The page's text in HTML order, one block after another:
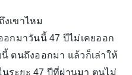
เขาไหม
กมาวันนี้ 47 ปีไม่เคยออก
ตนถึงออกมา แล้วก็เล่าให้
ระยะ 47 ปีที่ผ่านมา ตนไม่